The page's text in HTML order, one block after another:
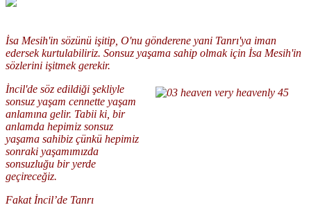
İsa Mesih'in sözünü işitip, O'nu gönderene yani Tanrı'ya iman
edersek kurtulabiliriz. Sonsuz yaşama sahip olmak için İsa Mesih'in
sözlerini işitmek gerekir.
İncil'de söz edildiği şekliyle
sonsuz yaşam cennette yaşam
anlamına gelir. Tabii ki, bir
anlamda hepimiz sonsuz
yaşama sahibiz çünkü hepimiz
sonraki yaşamımızda
sonsuzluğu bir yerde
geçireceğiz.
Fakat İncil’de Tanrı